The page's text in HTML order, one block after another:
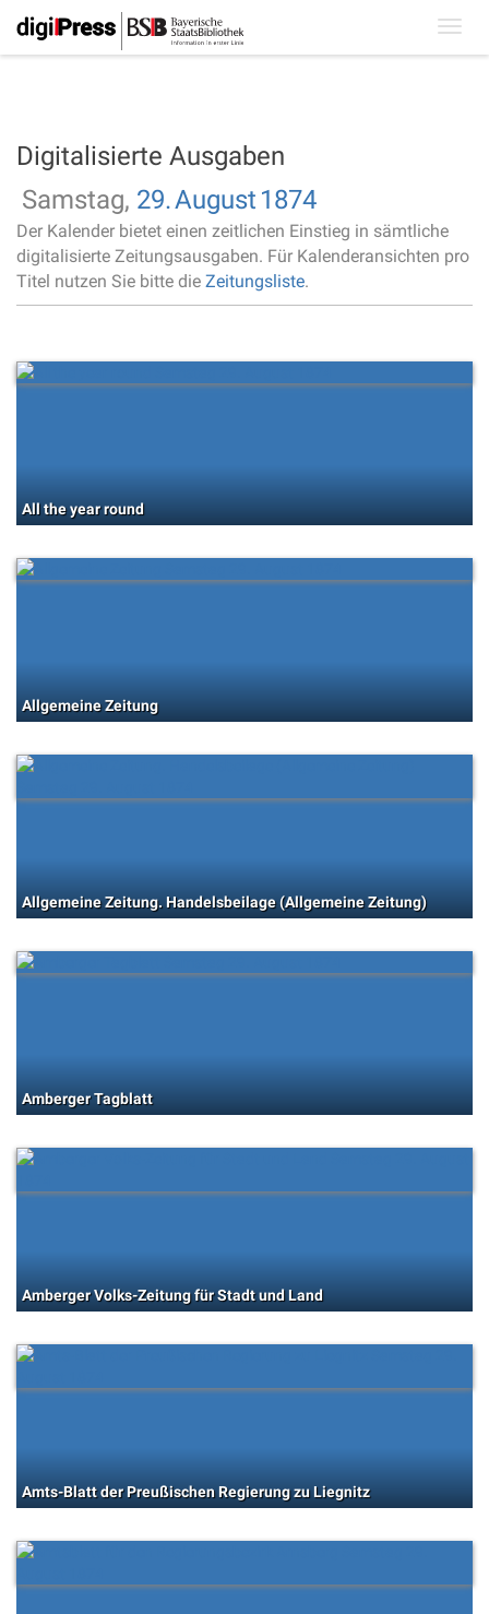
Digitalisierte Ausgaben
Samstag, 29.August 1874
Der Kalender bietet einen zeitlichen Einstieg in sämtliche
digitalisierte Zeitungsausgaben. Für Kalenderansichten pro
Titel nutzen Sie bitte die Zeitungsliste.
All the year round
Allgemeine Zeitung
Allgemeine Zeitung. Handelsbeilage (Allgemeine Zeitung)
Amberger Tagblatt
Amberger Volks-Zeitung für Stadt und Land
Amts-Blatt der Preußischen Regierung zu Liegnitz